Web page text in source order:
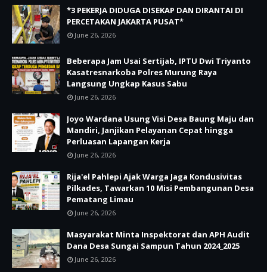
*3 PEKERJA DIDUGA DISEKAP DAN DIRANTAI DI
PERCETAKAN JAKARTA PUSAT*
June 26, 2026
Beberapa Jam Usai Sertijab, IPTU Dwi Triyanto
Kasatresnarkoba Polres Murung Raya
Langsung Ungkap Kasus Sabu
June 26, 2026
Joyo Wardana Usung Visi Desa Baung Maju dan
Mandiri, Janjikan Pelayanan Cepat hingga
Perluasan Lapangan Kerja
June 26, 2026
Rija'el Pahlepi Ajak Warga Jaga Kondusivitas
Pilkades, Tawarkan 10 Misi Pembangunan Desa
Pematang Limau
June 26, 2026
Masyarakat Minta Inspektorat dan APH Audit
Dana Desa Sungai Sampun Tahun 2024_2025
June 26, 2026